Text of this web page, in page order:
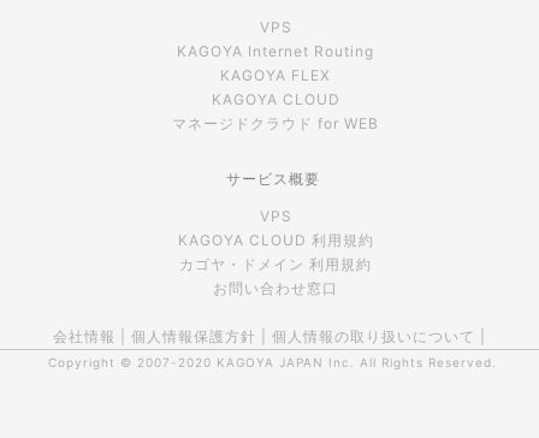
VPS
KAGOYA Internet Routing
KAGOYA FLEX
KAGOYA CLOUD
マネージドクラウド for WEB
サービス概要
VPS
KAGOYA CLOUD 利用規約
カゴヤ・ドメイン 利用規約
お問い合わせ窓口
会社情報 個人情報保護方針 個人情報の取り扱いについて
Copyright © 2007-2020 KAGOYA JAPAN Inc. All Rights Reserved.